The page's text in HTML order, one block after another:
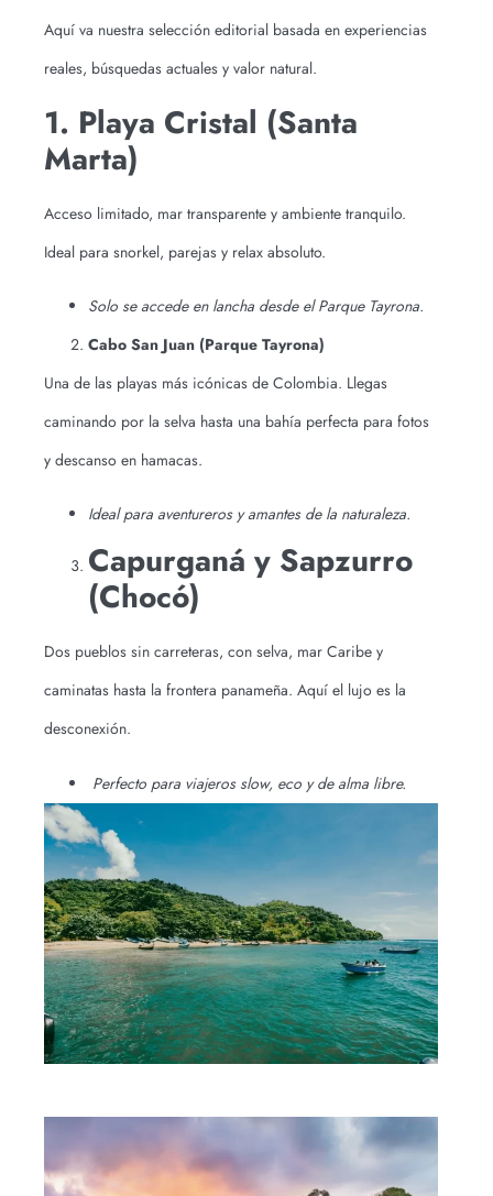
Aquí va nuestra selección editorial basada en experiencias
reales, búsquedas actuales y valor natural.
1. Playa Cristal (Santa
Marta)
Acceso limitado, mar transparente y ambiente tranquilo.
Ideal para snorkel, parejas y relax absoluto.
Solo se accede en lancha desde el Parque Tayrona.
Cabo San Juan (Parque Tayrona)
Una de las playas más icónicas de Colombia. Llegas
caminando por la selva hasta una bahía perfecta para fotos
y descanso en hamacas.
Ideal para aventureros y amantes de la naturaleza.
Capurganá y Sapzurro
(Chocó)
Dos pueblos sin carreteras, con selva, mar Caribe y
caminatas hasta la frontera panameña. Aquí el lujo es la
desconexión.
Perfecto para viajeros slow, eco y de alma libre.